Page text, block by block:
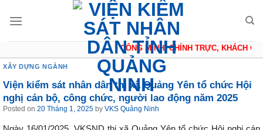
CÔNG MINH, CHÍNH TRỰC, KHÁCH
XÂY DỰNG NGÀNH
Viện kiểm sát nhân dân thị xã Quảng Yên tổ chức Hội
nghị cán bộ, công chức, người lao động năm 2025
Posted on 20 Tháng 1, 2025 by VKS Quảng Ninh